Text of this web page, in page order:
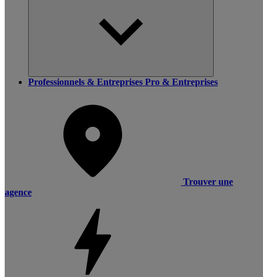
Professionnels & Entreprises Pro & Entreprises
Trouver une
agence